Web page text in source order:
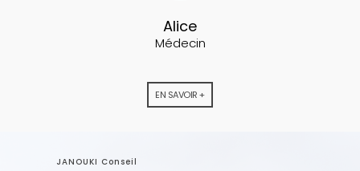
Alice
Médecin
EN SAVOIR +
JANOUKI Conseil